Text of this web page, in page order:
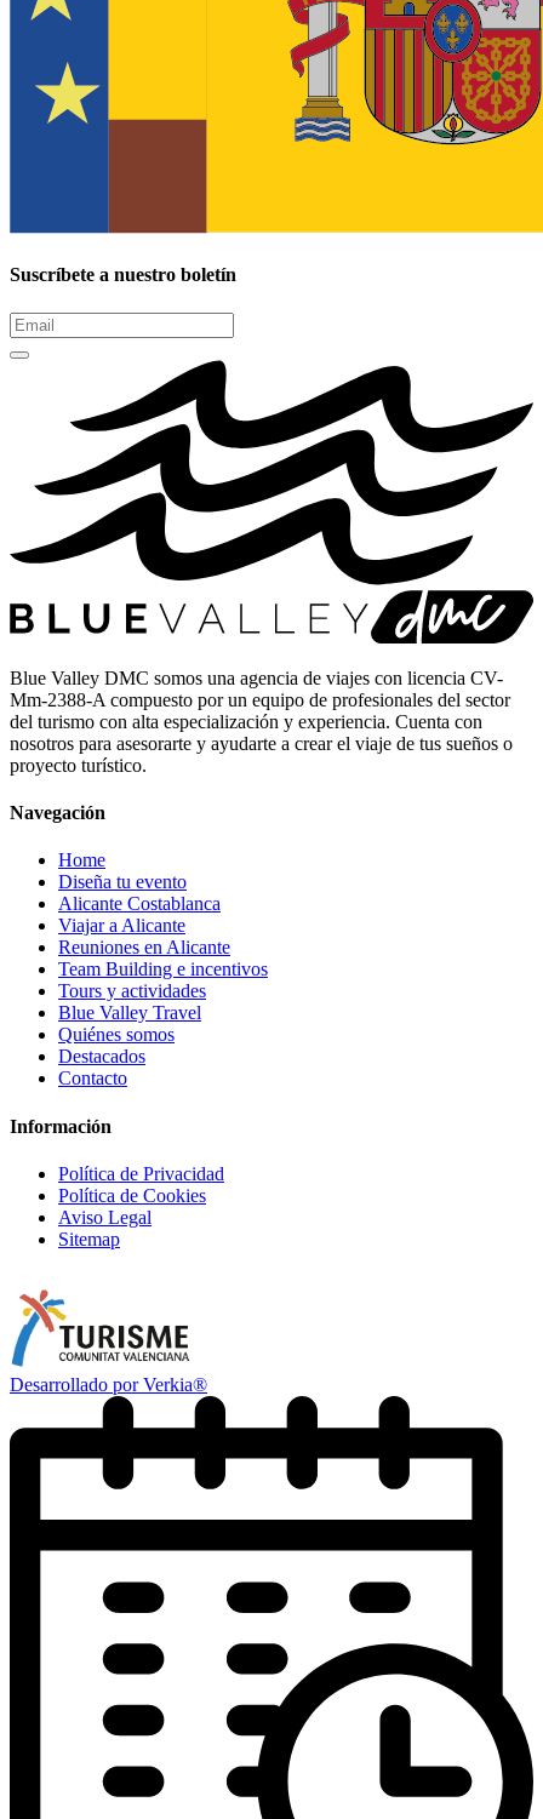
Suscríbete a nuestro boletín
Blue Valley DMC somos una agencia de viajes con licencia CV-
Mm-2388-A compuesto por un equipo de profesionales del sector
del turismo con alta especialización y experiencia. Cuenta con
nosotros para asesorarte y ayudarte a crear el viaje de tus sueños o
proyecto turístico.
Navegación
Home
Diseña tu evento
Alicante Costablanca
Viajar a Alicante
Reuniones en Alicante
Team Building e incentivos
Tours y actividades
Blue Valley Travel
Quiénes somos
Destacados
Contacto
Información
Política de Privacidad
Política de Cookies
Aviso Legal
Sitemap
Desarrollado por Verkia®